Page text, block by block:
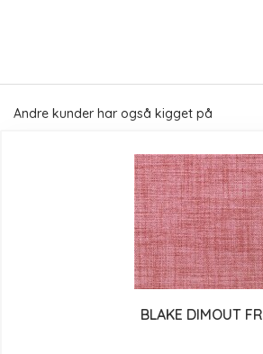
Andre kunder har også kigget på
BLAKE DIMOUT FR